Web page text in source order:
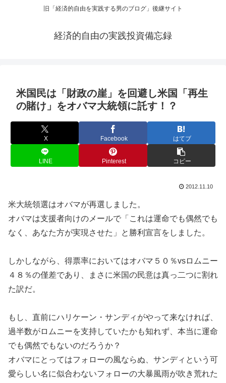
旧「経済的自由を実践する男のブログ」後継サイト
経済的自由の実践投資備忘録
米国民は「財政の崖」を回避し米国「再生
の賭け」をオバマ大統領に託す！？
X Facebook はてブ
LINE Pinterest コピー
2012.11.10
米大統領選はオバマが再選しました。
オバマは支援者向けのメールで「これは運命でも偶然でも
なく、あなた方が実現させた」と勝利宣言をしました。
しかしながら、得票率においてはオバマ５０％vsロムニー
４８％の僅差であり、まさに米国の民意は真っ二つに割れ
た訳だ。
もし、直前にハリケーン・サンディがやって来なければ、
過半数がロムニーを支持していたかも知れず、本当に運命
でも偶然でもないのだろうか？
オバマにとってはフォローの風ならぬ、サンディという可
愛らしい名に似合わないフォローの大暴風雨が吹き荒れた